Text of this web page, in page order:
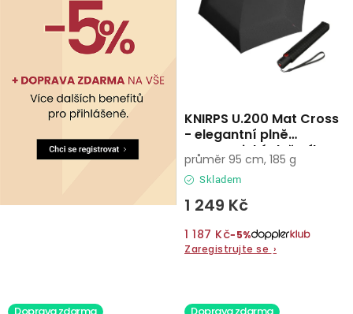
KNIRPS U.200 Mat Cross
- elegantní plně
automatický deštník
Skladem
1 249 Kč
1 187 Kč−5%
Zaregistrujte se ›
průměr 95 cm, 185 g